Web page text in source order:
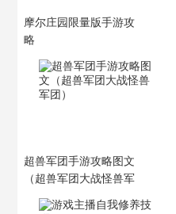
摩尔庄园限量版手游攻
略
超兽军团手游攻略图文
（超兽军团大战怪兽军
团）